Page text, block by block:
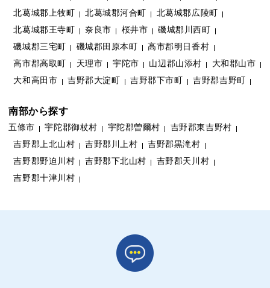
北葛城郡上牧町
北葛城郡河合町
北葛城郡広陵町
北葛城郡王寺町
奈良市 桜井市
磯城郡川西町
磯城郡三宅町
磯城郡田原本町
高市郡明日香村
高市郡高取町
天理市 宇陀市 山辺郡山添村
大和郡山市
大和高田市
吉野郡大淀町 吉野郡下市町 吉野郡吉野町
南部から探す
五條市 宇陀郡御杖村 宇陀郡曽爾村
吉野郡東吉野村
吉野郡上北山村
吉野郡川上村
吉野郡黒滝村
吉野郡野迫川村
吉野郡下北山村
吉野郡天川村
吉野郡十津川村